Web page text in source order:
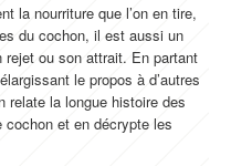
la nourriture que l’on en tire,
du cochon, il est aussi un
ou son attrait. En partant
le propos à d’autres
relate la longue histoire des
et en décrypte les